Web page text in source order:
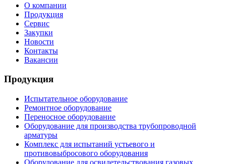
О компании
Продукция
Сервис
Закупки
Новости
Контакты
Вакансии
Продукция
Испытательное оборудование
Ремонтное оборудование
Переносное оборудование
Оборудование для производства трубопроводной
арматуры
Комплекс для испытаний устьевого и
противовыбросового оборудования
Оборудование для освидетельствования газовых